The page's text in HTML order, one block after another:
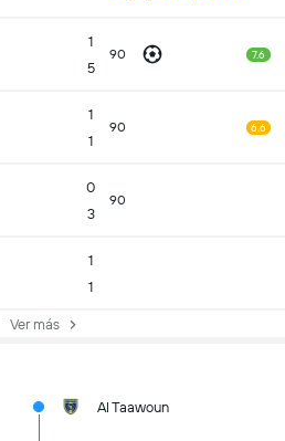
1
5
90 7.6
1
1
90 6.6
0
3
90
1
1
Ver más
Al Taawoun